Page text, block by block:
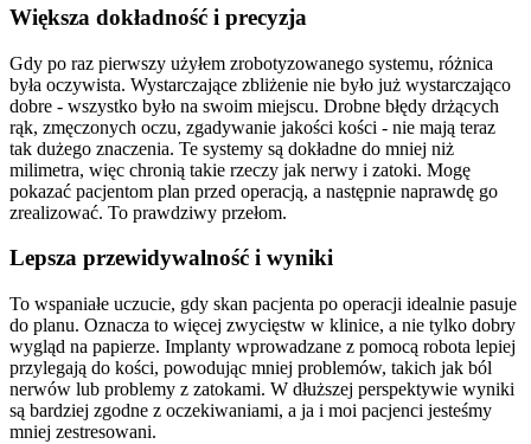
Większa dokładność i precyzja
Gdy po raz pierwszy użyłem zrobotyzowanego systemu, różnica
była oczywista. Wystarczające zbliżenie nie było już wystarczająco
dobre - wszystko było na swoim miejscu. Drobne błędy drżących
rąk, zmęczonych oczu, zgadywanie jakości kości - nie mają teraz
tak dużego znaczenia. Te systemy są dokładne do mniej niż
milimetra, więc chronią takie rzeczy jak nerwy i zatoki. Mogę
pokazać pacjentom plan przed operacją, a następnie naprawdę go
zrealizować. To prawdziwy przełom.
Lepsza przewidywalność i wyniki
To wspaniałe uczucie, gdy skan pacjenta po operacji idealnie pasuje
do planu. Oznacza to więcej zwycięstw w klinice, a nie tylko dobry
wygląd na papierze. Implanty wprowadzane z pomocą robota lepiej
przylegają do kości, powodując mniej problemów, takich jak ból
nerwów lub problemy z zatokami. W dłuższej perspektywie wyniki
są bardziej zgodne z oczekiwaniami, a ja i moi pacjenci jesteśmy
mniej zestresowani.